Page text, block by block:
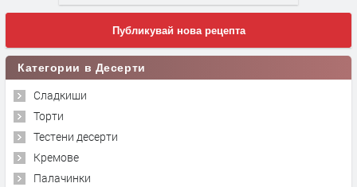
Публикувай нова рецепта
Категории в Десерти
Сладкиши
Торти
Тестени десерти
Кремове
Палачинки